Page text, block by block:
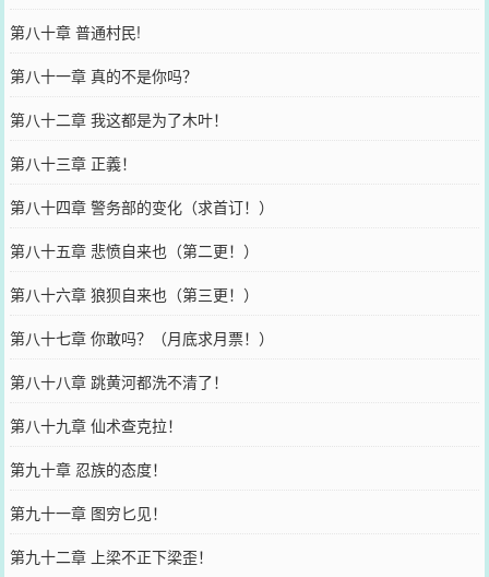
第八十章 普通村民!
第八十一章 真的不是你吗？
第八十二章 我这都是为了木叶！
第八十三章 正義！
第八十四章 警务部的变化（求首订！）
第八十五章 悲愤自来也（第二更！）
第八十六章 狼狈自来也（第三更！）
第八十七章 你敢吗？（月底求月票！）
第八十八章 跳黄河都洗不清了！
第八十九章 仙术查克拉！
第九十章 忍族的态度！
第九十一章 图穷匕见！
第九十二章 上梁不正下梁歪！